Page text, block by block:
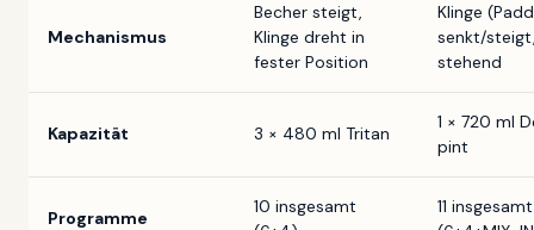
Mechanismus
Becher steigt,
Klinge dreht in
fester Position
Klinge
senkt/
stehend
Kapazität 3 × 480 ml Tritan
1 × 720 ml
pint
Programme
10 insgesamt
11 insgesamt